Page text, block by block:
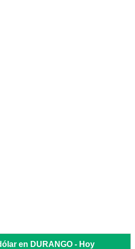
en DURANGO - Hoy